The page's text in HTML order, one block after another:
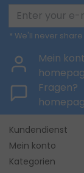
* We'll never
Mein
Fragen?
Kundendienst
Mein konto
Kategorien